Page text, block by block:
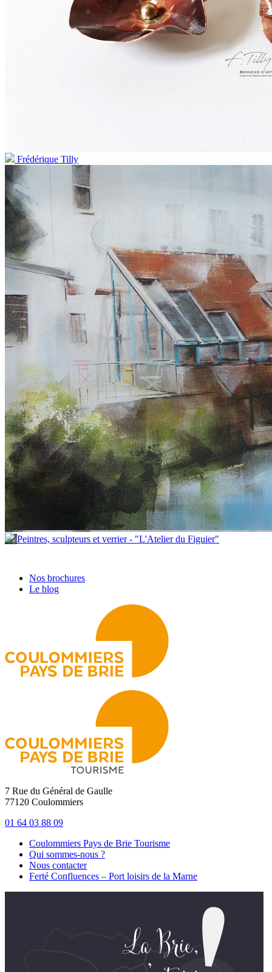
Frédérique Tilly
Peintres, sculpteurs et verrier - "L'Atelier du Figuier"
Nos brochures
Le blog
7 Rue du Général de Gaulle
77120 Coulommiers
01 64 03 88 09
Coulommiers Pays de Brie Tourisme
Qui sommes-nous ?
Nous contacter
Ferté Confluences – Port loisirs de la Marne